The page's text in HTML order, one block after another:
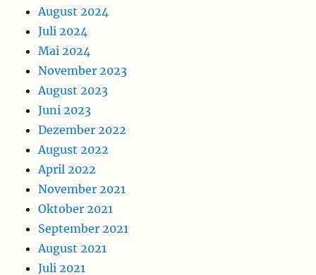
August 2024
Juli 2024
Mai 2024
November 2023
August 2023
Juni 2023
Dezember 2022
August 2022
April 2022
November 2021
Oktober 2021
September 2021
August 2021
Juli 2021